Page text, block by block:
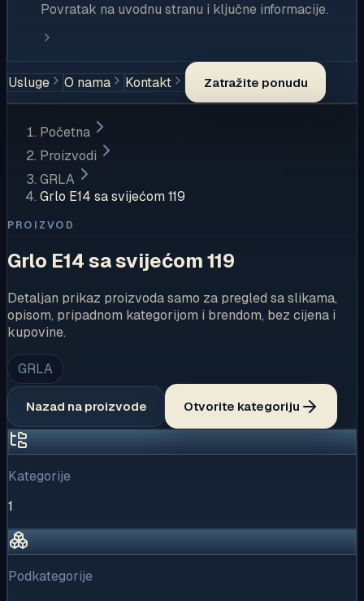
Povratak na uvodnu stranu i ključne informacije.
Usluge O nama Kontakt Zatražite ponudu
Početna
Proizvodi
GRLA
Grlo E14 sa svijećom 119
PROIZVOD
Grlo E14 sa svijećom 119
Detaljan prikaz proizvoda samo za pregled sa slikama,
opisom, pripadnom kategorijom i brendom, bez cijena i
kupovine.
GRLA
Nazad na proizvode Otvorite kategoriju
Kategorije
1
Podkategorije